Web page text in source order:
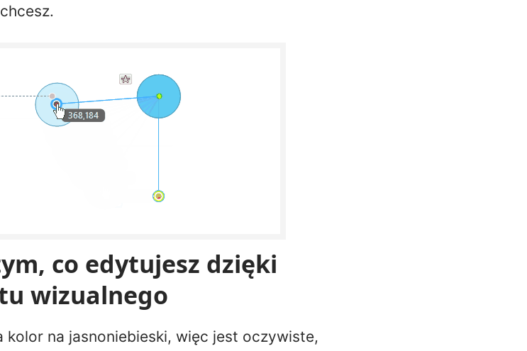
co edytujesz dzięki
wizualnego
kolor na jasnoniebieski, więc jest oczywiste,